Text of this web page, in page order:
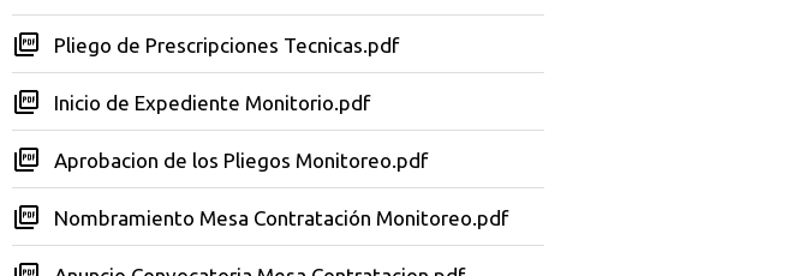
Pliego de Prescripciones Tecnicas.pdf
Inicio de Expediente Monitorio.pdf
Aprobacion de los Pliegos Monitoreo.pdf
Nombramiento Mesa Contratación Monitoreo.pdf